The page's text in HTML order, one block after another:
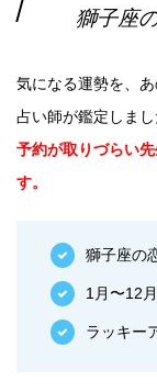
獅子座
気になる運勢を、
占い師が鑑定しまし
予約が取りづらい
す。
獅子座の
1月〜12
ラッキー